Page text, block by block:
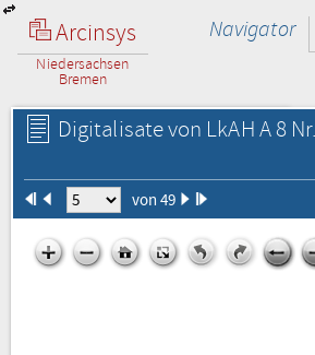
Arcinsys
Niedersachsen
Bremen
Navigator
Digitalisate von LkAH A 8
von 49